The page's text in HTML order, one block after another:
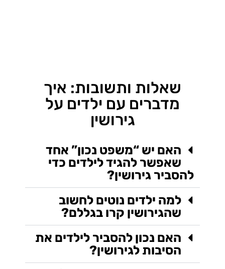
שאלות ותשובות: איך
מדברים עם ילדים על
גירושין
האם יש “משפט נכון” אחד
שאפשר להגיד לילדים כדי
להסביר גירושין?
למה ילדים נוטים לחשוב
שהגירושין קרו בגללם?
האם נכון להסביר לילדים את
הסיבות לגירושין?